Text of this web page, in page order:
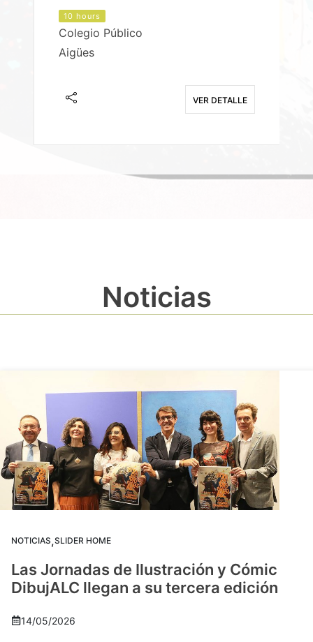
10 hours
Colegio Público
Aigües
VER DETALLE
Noticias
NOTICIAS,SLIDER HOME
Las Jornadas de Ilustración y Cómic
DibujALC llegan a su tercera edición
14/05/2026